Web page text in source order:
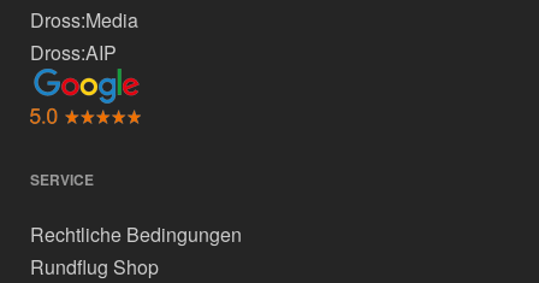
Dross:Media
Dross:AIP
SERVICE
Rechtliche Bedingungen
Rundflug Shop